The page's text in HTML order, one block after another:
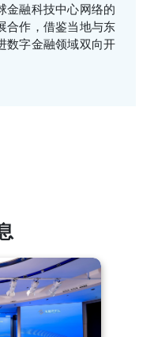
金融科技中心网络的
合作，借鉴当地与东
数字金融领域双向开